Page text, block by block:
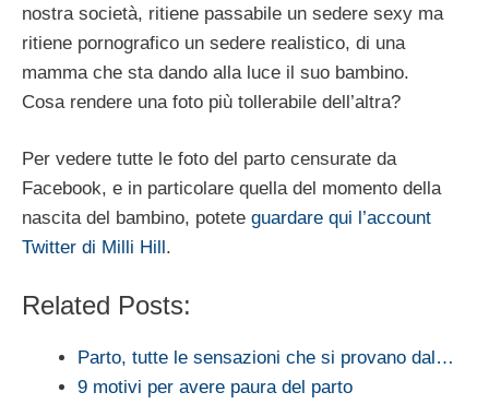
nostra società, ritiene passabile un sedere sexy ma
ritiene pornografico un sedere realistico, di una
mamma che sta dando alla luce il suo bambino.
Cosa rendere una foto più tollerabile dell’altra?
Per vedere tutte le foto del parto censurate da
Facebook, e in particolare quella del momento della
nascita del bambino, potete guardare qui l’account
Twitter di Milli Hill.
Related Posts:
Parto, tutte le sensazioni che si provano dal…
9 motivi per avere paura del parto